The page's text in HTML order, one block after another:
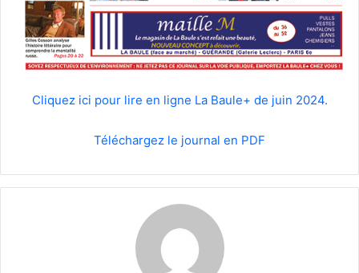
Cliquez ici pour lire en ligne La Baule+ de juin 2024.
Téléchargez le journal en PDF